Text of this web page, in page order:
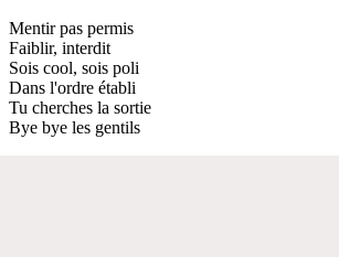
Mentir pas permis
Faiblir, interdit
Sois cool, sois poli
Dans l'ordre établi
Tu cherches la sortie
Bye bye les gentils